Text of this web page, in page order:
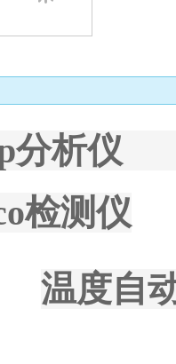
分
测仪
温度自